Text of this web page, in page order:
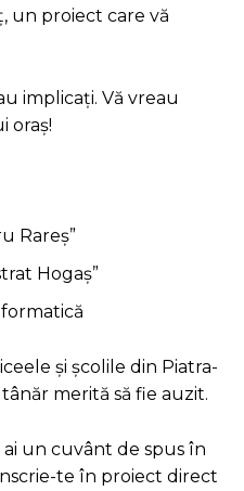
un proiect care vă
implicați. Vă vreau
oraș!
Rareș”
Hogaș”
și școlile din Piatra-
merită să fie auzit.
ai un cuvânt de spus în
te în proiect direct